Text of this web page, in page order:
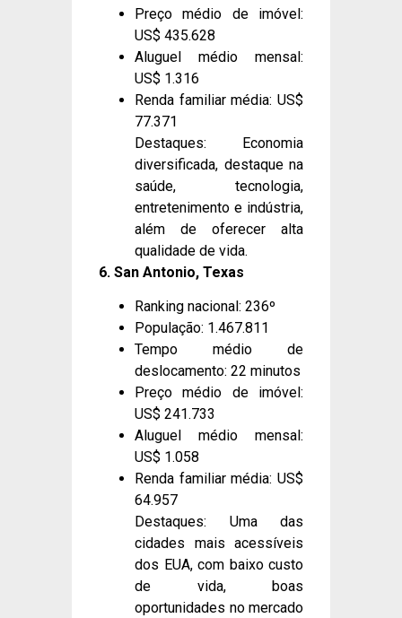
Preço médio de imóvel:
US$ 435.628
Aluguel médio mensal:
US$ 1.316
Renda familiar média: US$
77.371
Destaques: Economia
diversificada, destaque na
saúde, tecnologia,
entretenimento e indústria,
além de oferecer alta
qualidade de vida.
6. San Antonio, Texas
Ranking nacional: 236º
População: 1.467.811
Tempo médio de
deslocamento: 22 minutos
Preço médio de imóvel:
US$ 241.733
Aluguel médio mensal:
US$ 1.058
Renda familiar média: US$
64.957
Destaques: Uma das
cidades mais acessíveis
dos EUA, com baixo custo
de vida, boas
oportunidades no mercado